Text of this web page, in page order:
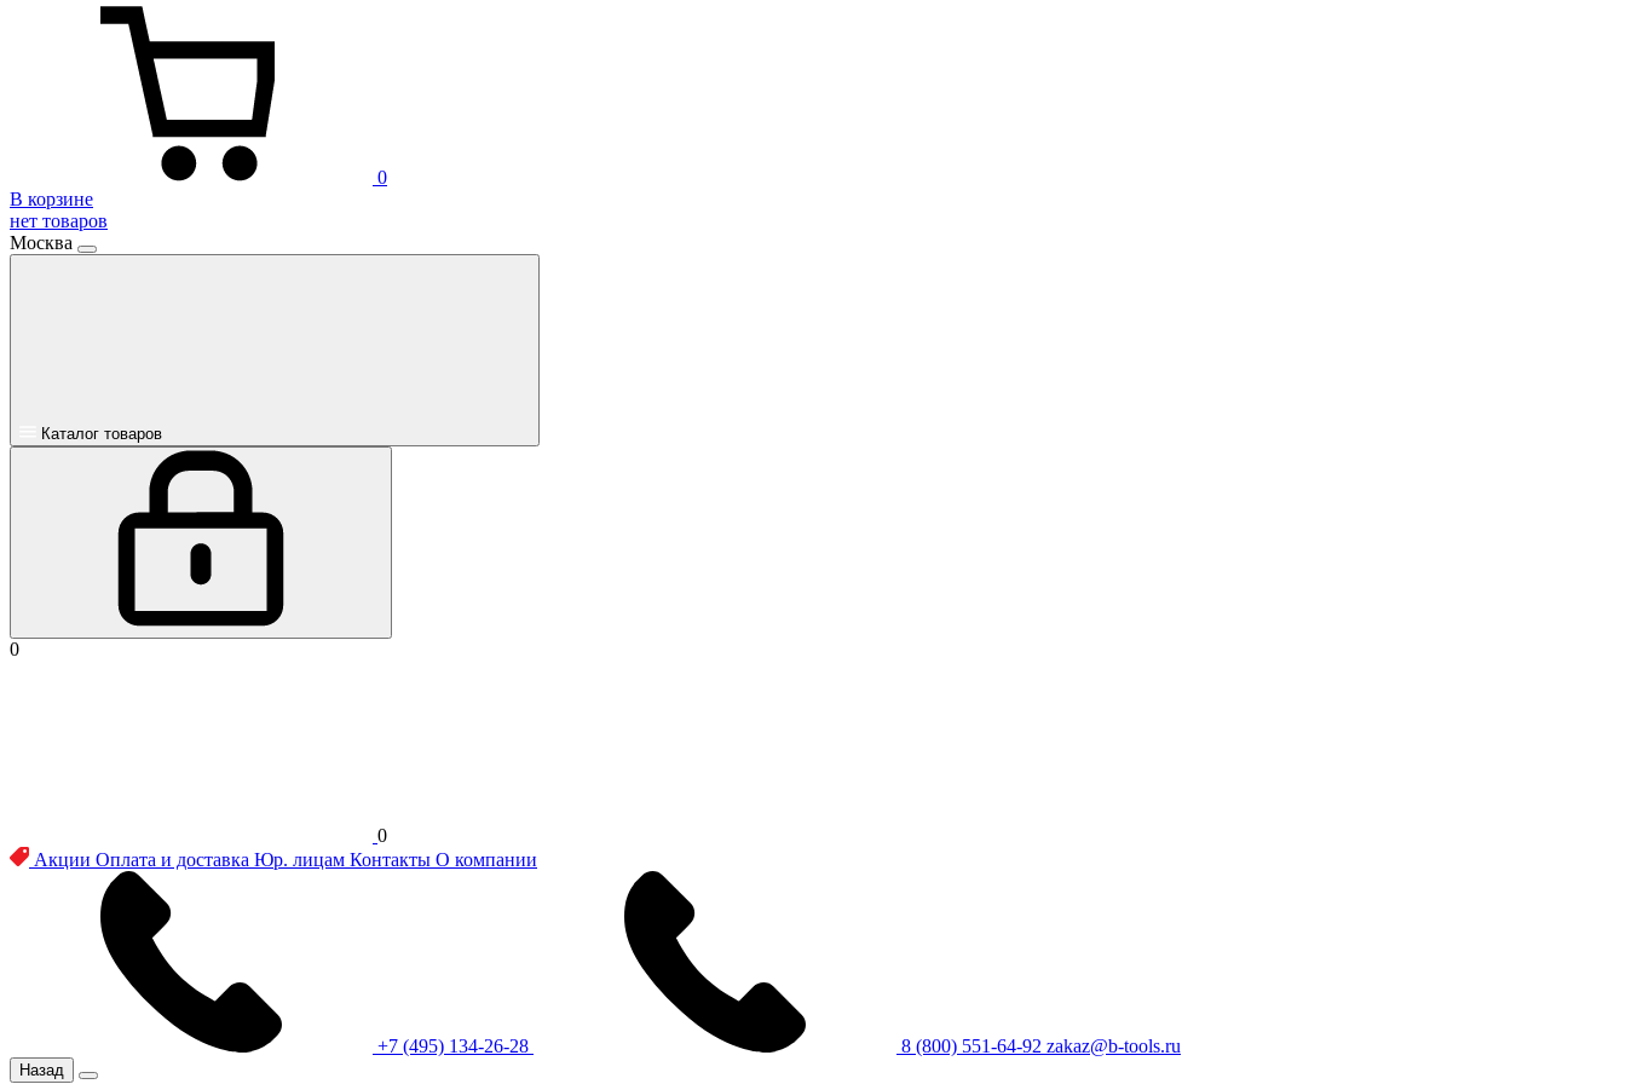
0
В корзине
нет товаров
Москва
Каталог товаров
0
0
Акции Оплата и доставка Юр. лицам Контакты О компании
+7 (495) 134-26-28 8 (800) 551-64-92 zakaz@b-tools.ru
Назад